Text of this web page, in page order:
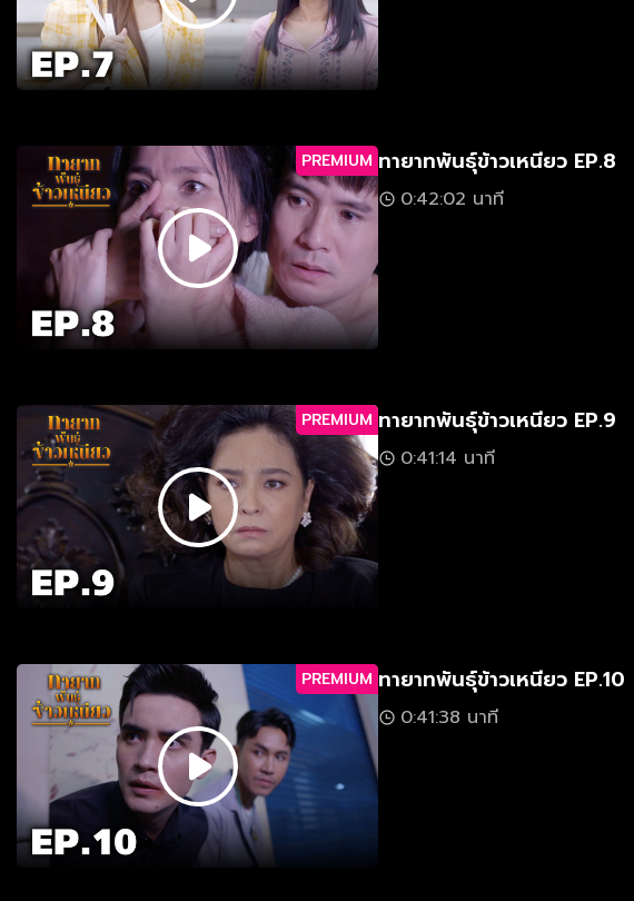
PREMIUM ทายาทพันธุ์ข้าวเหนียว EP.8
0:42:02 นาที
PREMIUM ทายาทพันธุ์ข้าวเหนียว EP.9
0:41:14 นาที
PREMIUM ทายาทพันธุ์ข้าวเหนียว EP.10
0:41:38 นาที